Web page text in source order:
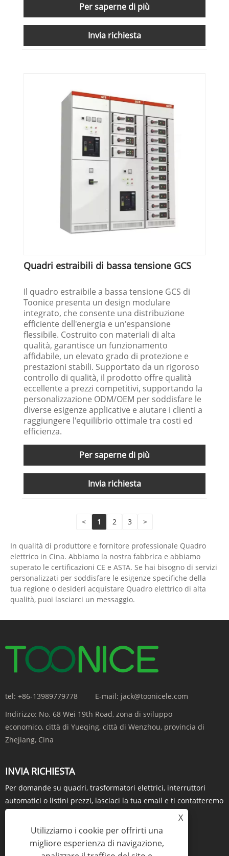
Per saperne di più
Invia richiesta
Quadri estraibili di bassa tensione GCS
Il quadro estraibile a bassa tensione GCS di
Toonice presenta un design modulare
integrato, che consente una distribuzione
efficiente dell'energia e un'espansione
flessibile. Costruito con materiali di alta
qualità, garantisce un funzionamento
affidabile, un elevato grado di protezione e
prestazioni stabili. Supportato da un rigoroso
controllo di qualità, il prodotto offre qualità
eccellente a prezzi competitivi, supportando la
personalizzazione ODM/OEM per soddisfare le
diverse esigenze applicative e aiutare i clienti a
raggiungere l'equilibrio ottimale tra costi ed
efficienza.
Per saperne di più
Invia richiesta
< 1 2 3 >
In qualità di produttore e fornitore professionale Quadro
elettrico in Cina. Abbiamo la nostra fabbrica e abbiamo
superato le certificazioni CE e ASTA. Se hai bisogno di servizi
personalizzati per soddisfare le esigenze specifiche della
tua regione o desideri acquistare Quadro elettrico di alta
qualità, puoi lasciarci un messaggio.
tel: +86-13989779778 E-mail: jack@toonicele.com
Indirizzo: No. 68 Wei 19th Road, zona di sviluppo
economico, città di Yueqing, città di Wenzhou, provincia di
Zhejiang, Cina
INVIA RICHIESTA
Per domande su quadri, trasformatori elettrici, interruttori
automatici o listini prezzi, lasciaci la tua email e ti contatteremo
entro 24 ore.
RICHIESTA ORA
X
Utilizziamo i cookie per offrirti una
migliore esperienza di navigazione,